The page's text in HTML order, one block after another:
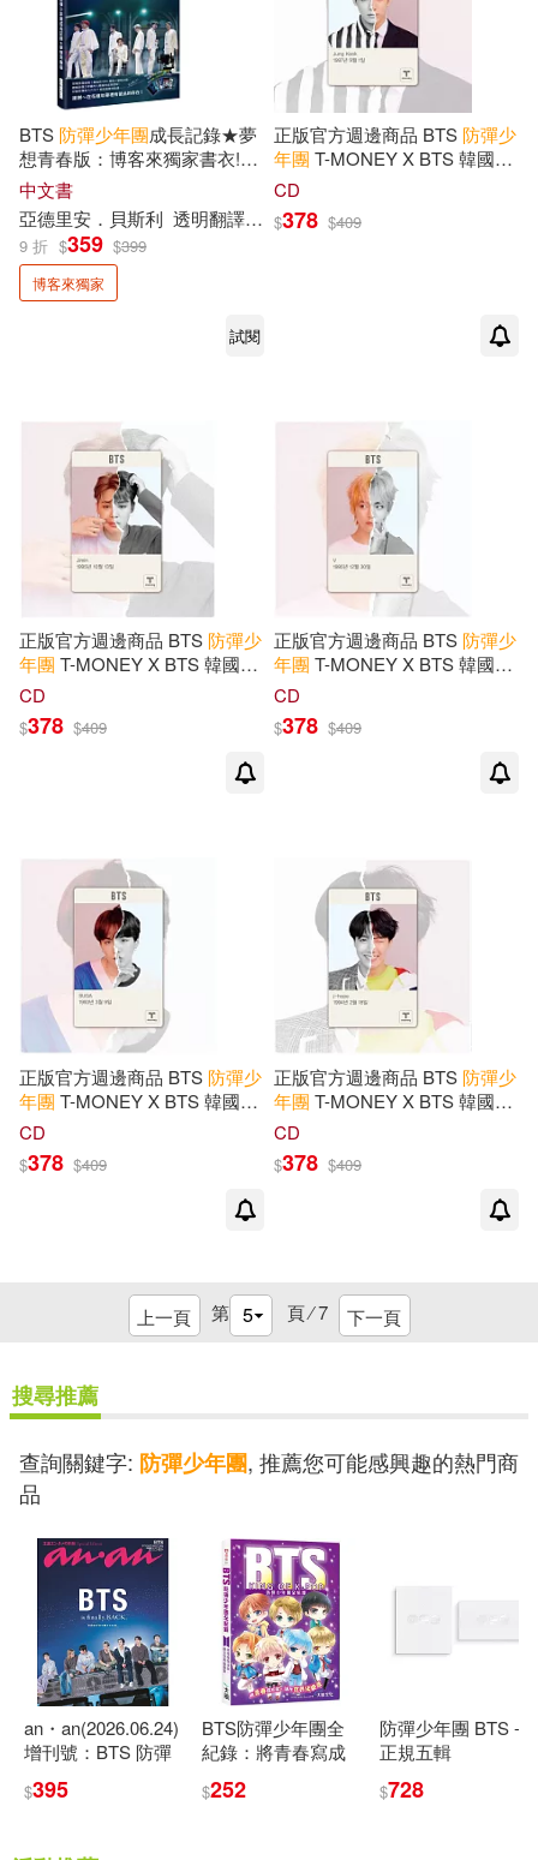
BTS 防彈少年團成長記錄★夢
想青春版：博客來獨家書衣!已
售多國版權!藉由前BBC撰稿人
敏銳之眼，觀察 防彈少年團令
人動容的成長歷程，記錄防彈
與A.R.M.Y相互寵愛的點滴(收
錄精美彩照+隨書搭贈明信片)
中文書
亞德里安．貝斯利 透明翻譯有限公司
9 折 $359 $399
博客來獨家
試閱
正版官方週邊商品 BTS 防彈少
年團 T-MONEY X BTS 韓國交
通卡 地鐵卡 [JUNGKOOK] (韓
CD
$378 $409
正版官方週邊商品 BTS 防彈少
年團 T-MONEY X BTS 韓國交
通卡 地鐵卡 [JIMIN] (韓國進口
CD
$378 $409
正版官方週邊商品 BTS 防彈少
年團 T-MONEY X BTS 韓國交
通卡 地鐵卡 [V] (韓國進口版)
CD
$378 $409
正版官方週邊商品 BTS 防彈少
年團 T-MONEY X BTS 韓國交
通卡 地鐵卡 [SUGA] (韓國進口
CD
$378 $409
正版官方週邊商品 BTS 防彈少
年團 T-MONEY X BTS 韓國交
通卡 地鐵卡 [J-HOPE] (韓國進
CD
$378 $409
上一頁 第 頁 ⁄7 下一頁
搜尋推薦
查詢關鍵字: 防彈少年團, 推薦您可能感興趣的熱門商
品
an・an(2026.06.24)
增刊號：BTS 防彈
$395
BTS防彈少年團全
紀錄：將青春寫成
章
$252
防彈少年團 BTS -
正規五輯
PHOTOBOOK 隨機
$728